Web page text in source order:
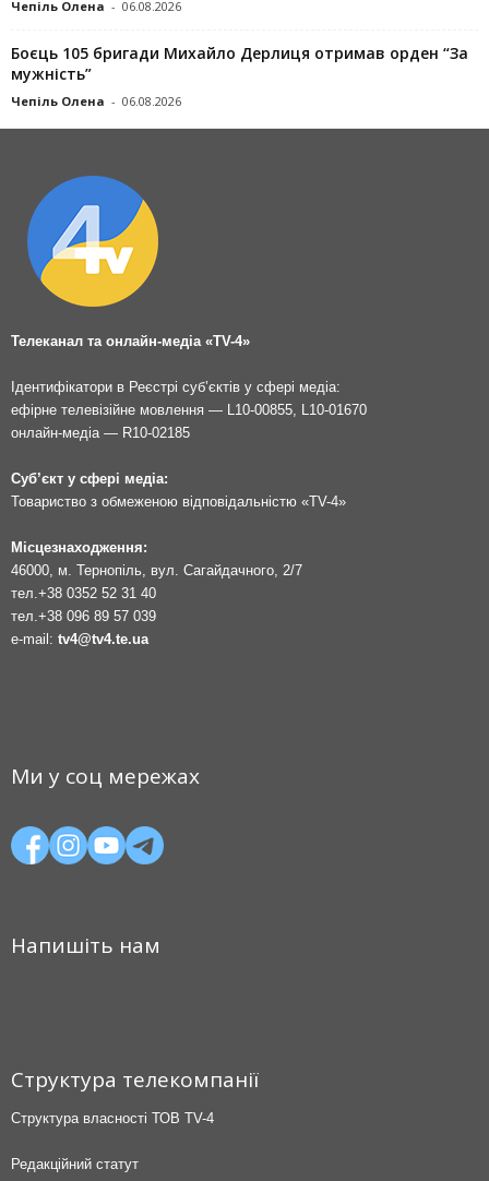
Чепіль Олена - 06.08.2026
Боєць 105 бригади Михайло Дерлиця отримав орден “За
мужність”
Чепіль Олена - 06.08.2026
Телеканал та онлайн-медіа «TV-4»
Ідентифікатори в Реєстрі суб’єктів у сфері медіа:
ефірне телевізійне мовлення — L10-00855, L10-01670
онлайн-медіа — R10-02185
Суб’єкт у сфері медіа:
Товариство з обмеженою відповідальністю «TV-4»
Місцезнаходження:
46000, м. Тернопіль, вул. Сагайдачного, 2/7
тел. +38 0352 52 31 40
тел. +38 096 89 57 039
e-mail: tv4@tv4.te.ua
Ми у соц мережах
Напишіть нам
Структура телекомпанії
Структура власності ТОВ TV-4
Редакційний статут